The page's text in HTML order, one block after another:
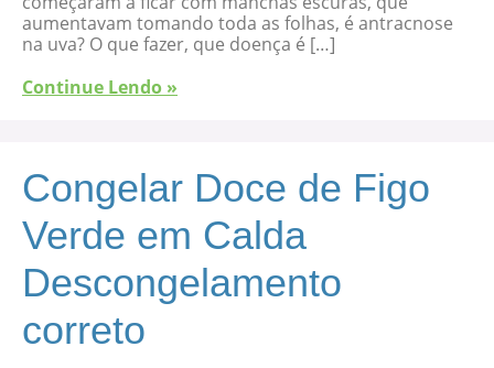
aumentavam tomando toda as folhas, é antracnose
na uva? O que fazer, que doença é […]
Continue Lendo »
Congelar Doce de Figo
Verde em Calda
Descongelamento
correto